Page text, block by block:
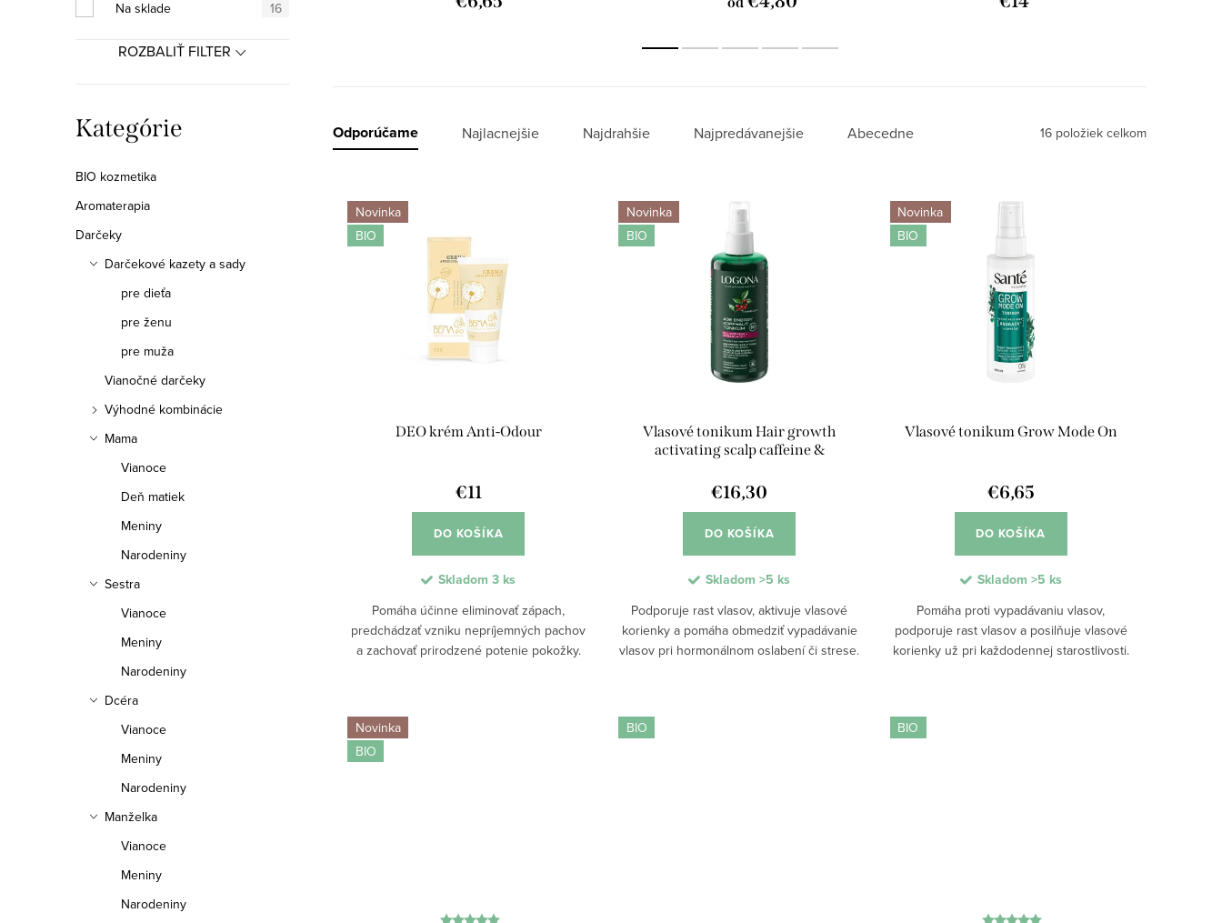
a
l
Na sklade 16
ROZBALIŤ FILTER
Preskočiť
kategórie
Kategórie
BIO kozmetika
Aromaterapia
Darčeky
Darčekové kazety a sady
pre dieťa
pre ženu
pre muža
Vianočné darčeky
Výhodné kombinácie
Mama
Vianoce
Deň matiek
Meniny
Narodeniny
Sestra
Vianoce
Meniny
Narodeniny
Dcéra
Vianoce
Meniny
Narodeniny
Manželka
Vianoce
Meniny
Narodeniny
R
d
Odporúčame Najlacnejšie Najdrahšie Najpredávanejšie Abecedne 16 položiek celkom
VNovinka
BIO
DEO krém Anti-Odour
€11
DO KOŠÍKA
Skladom3 ks
Pomáha účinne eliminovať zápach,
predchádzať vzniku nepríjemných pachov
a zachovať prirodzené potenie pokožky.
Novinka
BIO
Vlasové tonikum Hair growth
activating scalp caffeine &
€16,30
DO KOŠÍKA
Skladom>5 ks
Podporuje rast vlasov, aktivuje vlasové
korienky a pomáha obmedziť vypadávanie
vlasov pri hormonálnom oslabení či strese.
Novinka
BIO
Vlasové tonikum Grow Mode On
€6,65
DO KOŠÍKA
Skladom >5 ks
Pomáha proti vypadávaniu vlasov,
podporuje rast vlasov a posilňuje vlasové
korienky už pri každodennej starostlivosti.
Novinka
BIO
BIO BIO